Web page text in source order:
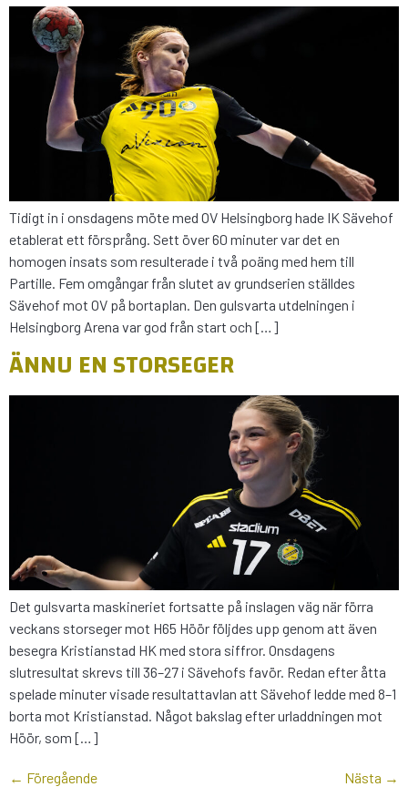
Tidigt in i onsdagens möte med OV Helsingborg hade IK Sävehof
etablerat ett försprång. Sett över 60 minuter var det en
homogen insats som resulterade i två poäng med hem till
Partille. Fem omgångar från slutet av grundserien ställdes
Sävehof mot OV på bortaplan. Den gulsvarta utdelningen i
Helsingborg Arena var god från start och […]
ÄNNU EN STORSEGER
Det gulsvarta maskineriet fortsatte på inslagen väg när förra
veckans storseger mot H65 Höör följdes upp genom att även
besegra Kristianstad HK med stora siffror. Onsdagens
slutresultat skrevs till 36–27 i Sävehofs favör. Redan efter åtta
spelade minuter visade resultattavlan att Sävehof ledde med 8–1
borta mot Kristianstad. Något bakslag efter urladdningen mot
Höör, som […]
← Föregående Nästa →